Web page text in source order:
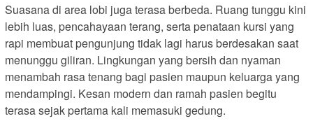
Suasana di area lobi juga terasa berbeda. Ruang tunggu kini
lebih luas, pencahayaan terang, serta penataan kursi yang
rapi membuat pengunjung tidak lagi harus berdesakan saat
menunggu giliran. Lingkungan yang bersih dan nyaman
menambah rasa tenang bagi pasien maupun keluarga yang
mendampingi. Kesan modern dan ramah pasien begitu
terasa sejak pertama kali memasuki gedung.